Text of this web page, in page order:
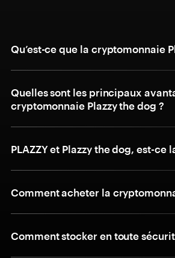
Qu’est-ce que la cryptomonnaie
Quelles sont les principaux
cryptomonnaie Plazzy the dog ?
PLAZZY et Plazzy the dog, est-ce
Comment acheter la
Comment stocker en toute